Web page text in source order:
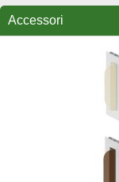
Accessori